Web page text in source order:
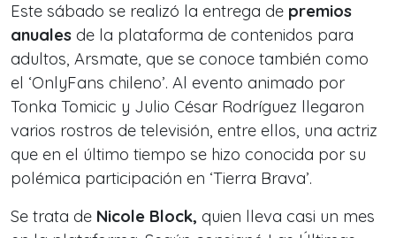
Este sábado se realizó la entrega de premios
anuales de la plataforma de contenidos para
adultos, Arsmate, que se conoce también como
el ‘OnlyFans chileno’. Al evento animado por
Tonka Tomicic y Julio César Rodríguez llegaron
varios rostros de televisión, entre ellos, una actriz
que en el último tiempo se hizo conocida por su
polémica participación en ‘Tierra Brava’.
Se trata de Nicole Block, quien lleva casi un mes